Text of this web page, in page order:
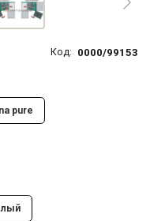
Код: 0000/99153
pure